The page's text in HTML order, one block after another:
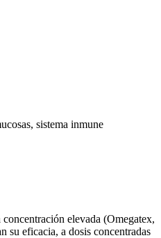
sistema inmune
elevada (Omegatex,
su eficacia, a dosis concentradas